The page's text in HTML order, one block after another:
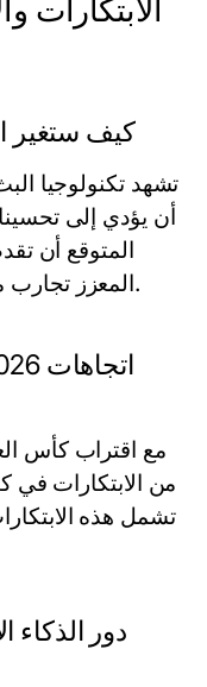
الابتكارات
كيف ستغير
تشهد تكنولوجيا
أن يؤدي إلى
المتوقع أن
المعزز تجارب مشاهدة جديدة وغامرة للمشجعين.
من الابتكارات في
تشمل هذه
دور